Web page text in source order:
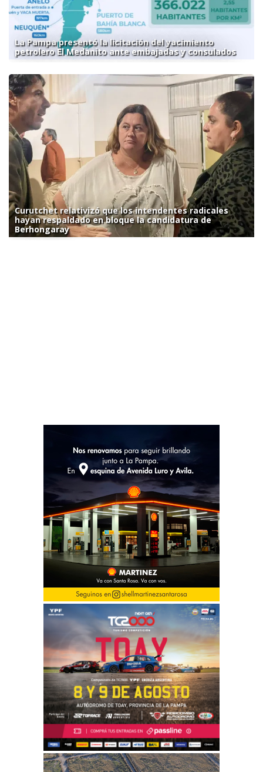
La Pampa presentó la licitación del yacimiento
petrolero El Medanito ante embajadas y consulados
Curutchet relativizó que los intendentes radicales
hayan respaldado en bloque la candidatura de
Berhongaray